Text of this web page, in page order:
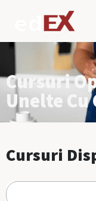
Cursuri
Unelte Cu
Cursuri